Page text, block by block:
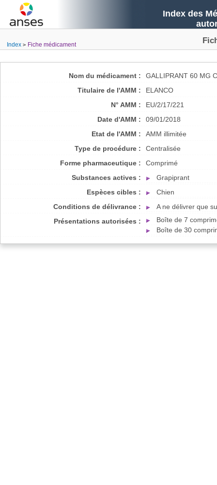
Index des
Index Fiche médicament
Nom du médicament :
GALLIPRANT 60 MG
Titulaire de l'AMM :
ELANCO
N° AMM :
EU/2/17/221
Date d'AMM :
09/01/2018
Etat de l'AMM :
AMM illimitée
Type de procédure :
Centralisée
Forme pharmaceutique :
Comprimé
Substances actives :
Grapiprant
Espèces cibles :
Chien
Conditions de délivrance :
A ne délivrer que
Présentations autorisées :
Boîte de 7
Boîte de 30